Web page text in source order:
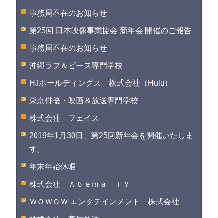
事務局不在のお知らせ
第25回 日本映像事業協会 新年会 開催のご報告
事務局不在のお知らせ
沖縄ラフ＆ピース専門学校
HJホールディングス 株式会社（Hulu）
東京俳優・映画＆放送専門学校
株式会社 フェイス
2019年1月30日、第25回新年会を開催いたしま
す。
年末年始休暇
株式会社 Ａｂｅｍａ ＴＶ
ＷＯＷＯＷ エンタテインメント 株式会社